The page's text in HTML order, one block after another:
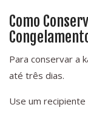
Como
Para conservar a
até três dias.
Use um